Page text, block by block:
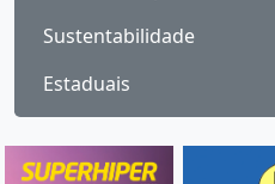
Sustentabilidade
Estaduais